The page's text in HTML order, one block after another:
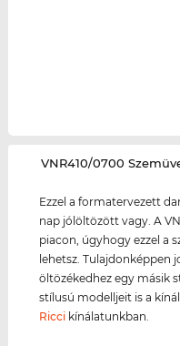
‌VNR410/0700
Ezzel a formatervezett
nap jólöltözött vagy. A
piacon, úgyhogy ezzel a
lehetsz. Tulajdonképpen
öltözékedhez egy másik
stílusú modelljeit is a
Ricci kínálatunkban.